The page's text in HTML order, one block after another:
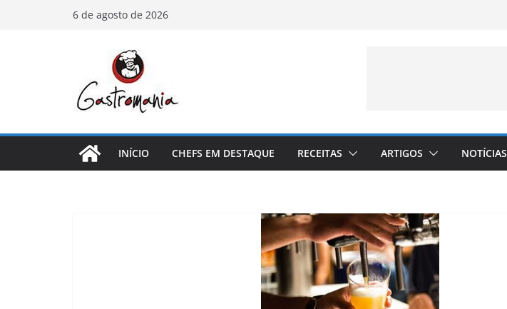
6 de agosto de 2026
INÍCIO CHEFS EM DESTAQUE RECEITAS ARTIGOS NOTÍCIAS